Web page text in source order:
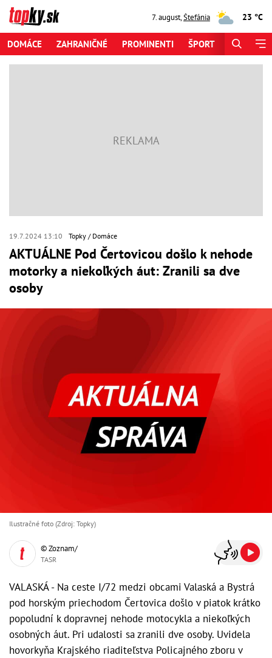
7. august,Štefánia 23 °C
DOMÁCE ZAHRANIČNÉ PROMINENTI ŠPORT
19.7.2024 13:10 Topky Domáce
AKTUÁLNE Pod Čertovicou došlo k nehode
motorky a niekoľkých áut: Zranili sa dve
osoby
Ilustračné foto (Zdroj: Topky)
© Zoznam/
TASR
VALASKÁ - Na ceste I/72 medzi obcami Valaská a Bystrá
pod horským priechodom Čertovica došlo v piatok krátko
popoludní k dopravnej nehode motocykla a niekoľkých
osobných áut. Pri udalosti sa zranili dve osoby. Uvidela
hovorkyňa Krajského riaditeľstva Policajného zboru v